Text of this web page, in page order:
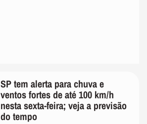
SP tem alerta para chuva e
ventos fortes de até 100 km/h
nesta sexta-feira; veja a previsão
do tempo